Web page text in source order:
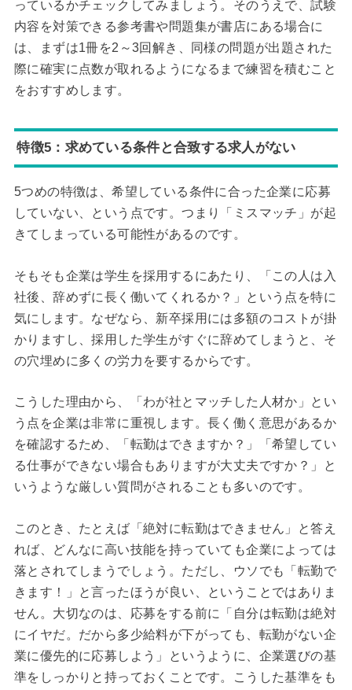
っているかチェックしてみましょう。そのうえで、試験
内容を対策できる参考書や問題集が書店にある場合に
は、まずは1冊を2～3回解き、同様の問題が出題された
際に確実に点数が取れるようになるまで練習を積むこと
をおすすめします。
特徴5：求めている条件と合致する求人がない
5つめの特徴は、希望している条件に合った企業に応募
していない、という点です。つまり「ミスマッチ」が起
きてしまっている可能性があるのです。
そもそも企業は学生を採用するにあたり、「この人は入
社後、辞めずに長く働いてくれるか？」という点を特に
気にします。なぜなら、新卒採用には多額のコストが掛
かりますし、採用した学生がすぐに辞めてしまうと、そ
の穴埋めに多くの労力を要するからです。
こうした理由から、「わが社とマッチした人材か」とい
う点を企業は非常に重視します。長く働く意思があるか
を確認するため、「転勤はできますか？」「希望してい
る仕事ができない場合もありますが大丈夫ですか？」と
いうような厳しい質問がされることも多いのです。
このとき、たとえば「絶対に転勤はできません」と答え
れば、どんなに高い技能を持っていても企業によっては
落とされてしまうでしょう。ただし、ウソでも「転勤で
きます！」と言ったほうが良い、ということではありま
せん。大切なのは、応募をする前に「自分は転勤は絶対
にイヤだ。だから多少給料が下がっても、転勤がない企
業に優先的に応募しよう」というように、企業選びの基
準をしっかりと持っておくことです。こうした基準をも